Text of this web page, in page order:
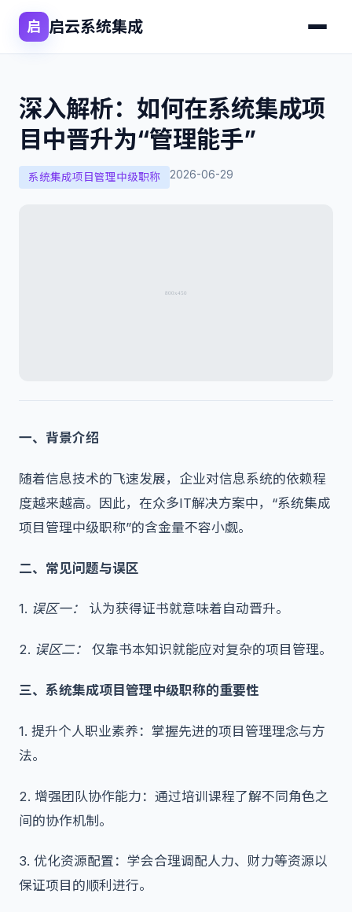
启 启云系统集成
深入解析：如何在系统集成项
目中晋升为“管理能手”
系统集成项目管理中级职称 2026-06-29
一、背景介绍
随着信息技术的飞速发展，企业对信息系统的依赖程
度越来越高。因此，在众多IT解决方案中，“系统集成
项目管理中级职称”的含金量不容小觑。
二、常见问题与误区
1. 误区一： 认为获得证书就意味着自动晋升。
2. 误区二： 仅靠书本知识就能应对复杂的项目管理。
三、系统集成项目管理中级职称的重要性
1. 提升个人职业素养：掌握先进的项目管理理念与方
法。
2. 增强团队协作能力：通过培训课程了解不同角色之
间的协作机制。
3. 优化资源配置：学会合理调配人力、财力等资源以
保证项目的顺利进行。